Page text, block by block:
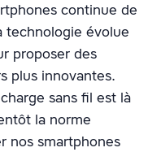
continue de
technologie évolue
proposer des
plus innovantes.
sans fil est là
la norme
nos smartphones